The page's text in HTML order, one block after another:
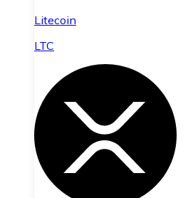
Litecoin
LTC